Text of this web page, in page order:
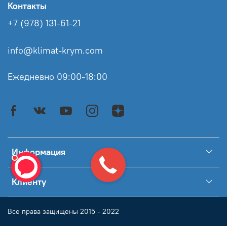
Информация
Клиенту
Контакты
+7 (978) 131-61-21
info@klimat-krym.com
Ежедневно 09:00-18:00
Все права защищены 2015 - 2022